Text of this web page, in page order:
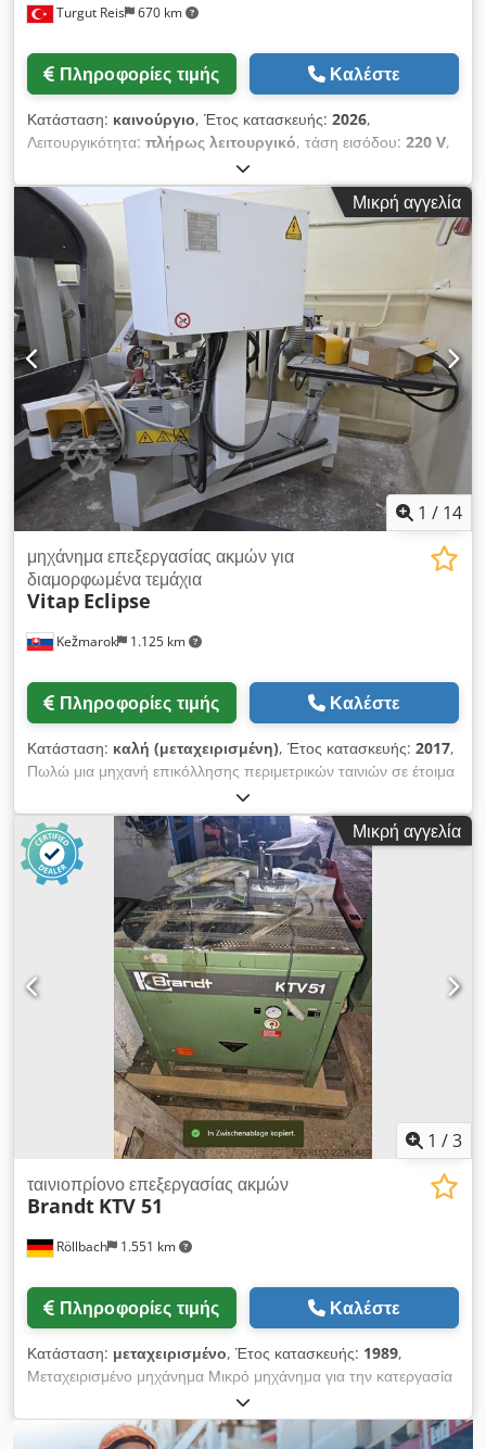
Turgut Reis 670 km
Πληροφορίες τιμής Καλέστε
Κατάσταση: καινούργιο, Έτος κατασκευής: 2026,
Λειτουργικότητα: πλήρως λειτουργικό, τάση εισόδου: 220 V,
NEXUS: Μια λύση στην οποία μπορούν να βασιστούν οι
επαγγελματίες Αποδεδειγμένη απόδοση στην εφαρμογή
περιμετρικών ταινιών άκρων Μια αποδεδειγμένη μηχανή
εφαρμογής περιμετρικών ταινιών άκρων, σχεδιασμένη για
εύκολη χρήση από χρήστες όλων των επιπέδων εμπειρίας.
Βελτιώνεται συνεχώς βάσει των σχολίων των πελατών, και το
NEXUS ενσωματώνει καινοτόμα χαρακτηριστικά που αυξάνουν
σημαντικά την ταχύτητα και την αποδοτικότητα της
παραγωγικής σας διαδικασίας. Cjdpfx Amjzphlwo Roha Οι
βασικές καινοτομίες περιλαμβάνουν ένα σύστημα
τρισδιάστατης σάρωσης με λέιζερ, το οποίο αντιγράφει με
ακρίβεια το περίγραμμα του πάνελ και μετρά το απαιτούμενο
μήκος της ταινίας άκρου με χιλιοστιακή ακρίβεια, ένα τραπέζι
τροφοδοσίας ρολού ταινίας άκρου ενσωματωμένο στο πλαίσιο
και βολικές αυτόματες ή χειροκίνητες λειτουργίες, οι οποίες
επιλέγονται μέσω του πίνακα ελέγχου με οθόνη αφής.
Μικρή αγγελία
1 / 14
Kežmarok 1.125 km
μηχάνημα επεξεργασίας ακμών για
διαμορφωμένα τεμάχια
Vitap Eclipse
Πληροφορίες τιμής Καλέστε
Κατάσταση: καλή (μεταχειρισμένη), Έτος κατασκευής: 2017,
Πωλώ μια μηχανή επικόλλησης περιμετρικών ταινιών σε έτοιμα
κομμάτια (formteil) Vitap Eclipse. Σταθμός επικόλλησης
περιμετρικών ταινιών. Chodpfxjzmnx Se Am Rea Σταθμός
φρεζαρίσματος ακμών με στρογγυλεμένο σχήμα. Κατάλληλη για
κυρτά στοιχεία. Σε καλή κατάσταση, δυνατότητα ελέγχου!
Μικρή αγγελία
1 /3
Röllbach 1.551 km
ταινιοπρίονο επεξεργασίας ακμών
Brandt KTV 51
Πληροφορίες τιμής Καλέστε
Κατάσταση: μεταχειρισμένο, Έτος κατασκευής: 1989,
Μεταχειρισμένο μηχάνημα Μικρό μηχάνημα για την κατεργασία
καλουπιών Επεξεργάζεται υλικό ακμής με επικάλυψη
θερμοκόλλας, το οποίο ενεργοποιείται με θερμό αέρα. Chsdpfx
Aozk N Ehjm Rja Η αυτόματη προώθηση του τεμαχίου